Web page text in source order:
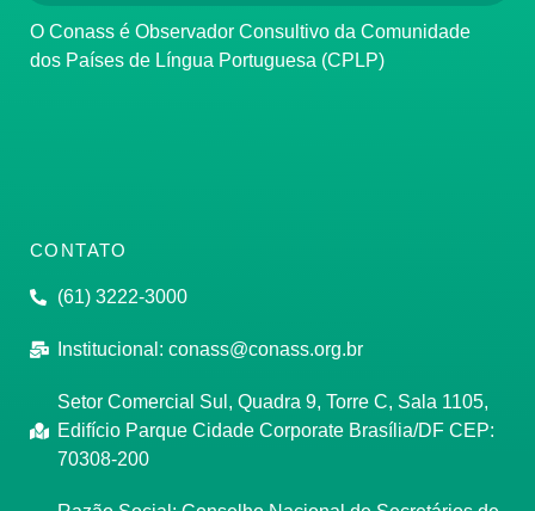
O Conass é Observador Consultivo da Comunidade
dos Países de Língua Portuguesa (CPLP)
CONTATO
(61) 3222-3000
Institucional: conass@conass.org.br
Setor Comercial Sul, Quadra 9, Torre C, Sala 1105,
Edifício Parque Cidade Corporate Brasília/DF CEP:
70308-200